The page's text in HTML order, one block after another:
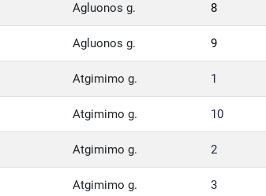
Agluonos g. 8
Agluonos g. 9
Atgimimo g. 1
Atgimimo g. 10
Atgimimo g. 2
Atgimimo g. 3